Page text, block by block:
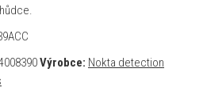
Výrobce: Nokta detection